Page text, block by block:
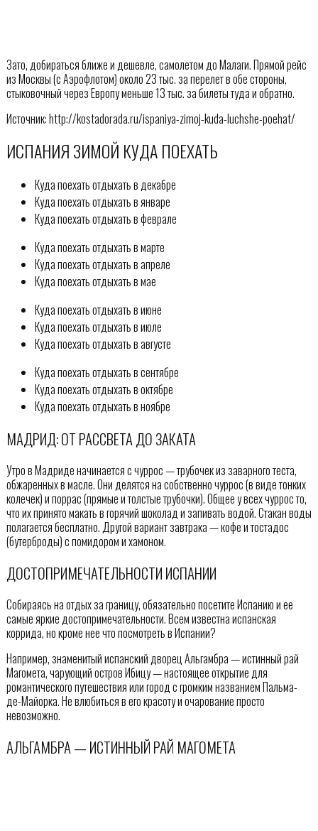
Зато, добираться ближе и дешевле, самолетом до Малаги. Прямой рейс
из Москвы (с Аэрофлотом) около 23 тыс. за перелет в обе стороны,
стыковочный через Европу меньше 13 тыс. за билеты туда и обратно.
Источник: http://kostadorada.ru/ispaniya-zimoj-kuda-luchshe-poehat/
ИСПАНИЯ ЗИМОЙ КУДА ПОЕХАТЬ
Куда поехать отдыхать в декабре
Куда поехать отдыхать в январе
Куда поехать отдыхать в феврале
Куда поехать отдыхать в марте
Куда поехать отдыхать в апреле
Куда поехать отдыхать в мае
Куда поехать отдыхать в июне
Куда поехать отдыхать в июле
Куда поехать отдыхать в августе
Куда поехать отдыхать в сентябре
Куда поехать отдыхать в октябре
Куда поехать отдыхать в ноябре
МАДРИД: ОТ РАССВЕТА ДО ЗАКАТА
Утро в Мадриде начинается с чуррос — трубочек из заварного теста,
обжаренных в масле. Они делятся на собственно чуррос (в виде тонких
колечек) и поррас (прямые и толстые трубочки). Общее у всех чуррос то,
что их принято макать в горячий шоколад и запивать водой. Стакан воды
полагается бесплатно. Другой вариант завтрака — кофе и тостадос
(бутерброды) с помидором и хамоном.
ДОСТОПРИМЕЧАТЕЛЬНОСТИ ИСПАНИИ
Собираясь на отдых за границу, обязательно посетите Испанию и ее
самые яркие достопримечательности. Всем известна испанская
коррида, но кроме нее что посмотреть в Испании?
Например, знаменитый испанский дворец Альгамбра — истинный рай
Магомета, чарующий остров Ибицу — настоящее открытие для
романтического путешествия или город с громким названием Пальма-
де-Майорка. Не влюбиться в его красоту и очарование просто
невозможно.
АЛЬГАМБРА — ИСТИННЫЙ РАЙ МАГОМЕТА